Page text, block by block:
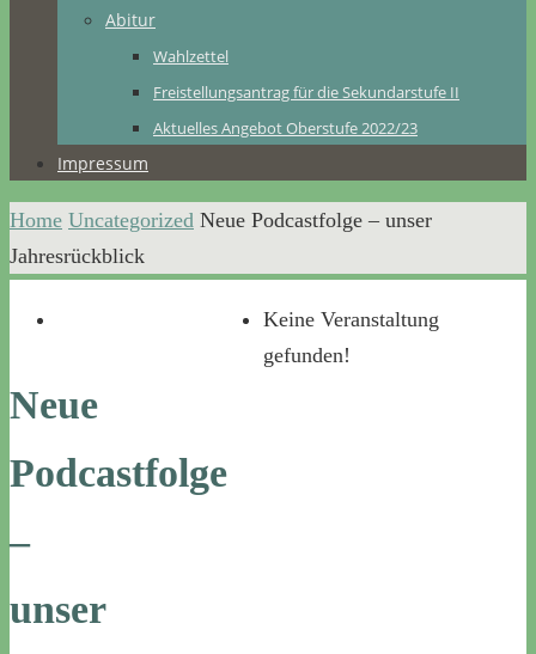
Abitur
Wahlzettel
Freistellungsantrag für die Sekundarstufe II
Aktuelles Angebot Oberstufe 2022/23
Impressum
Home Uncategorized Neue Podcastfolge – unser
Jahresrückblick
Neue
Podcastfolge
–
unser
Keine Veranstaltung
gefunden!